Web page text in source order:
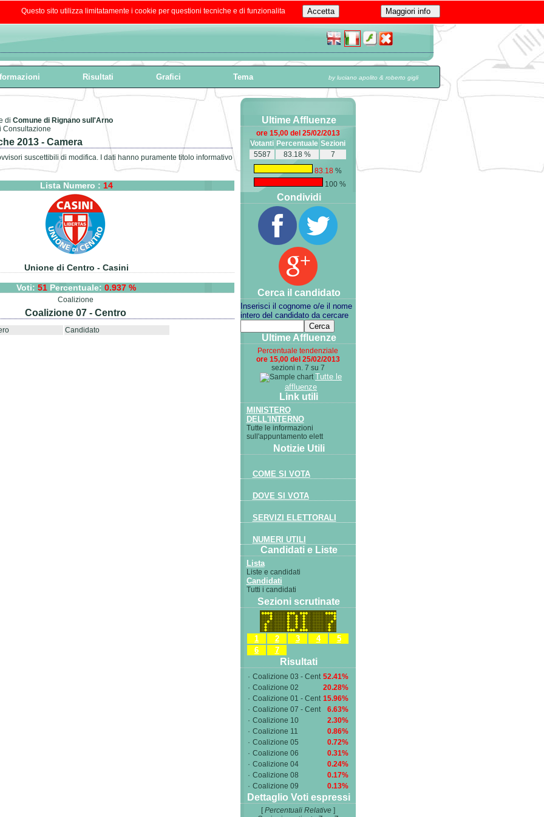
Risultati Grafici Tema by luciano apolito & roberto gigli
di Comune di Rignano sull'Arno
Consultazione
2013 - Camera
suscettibili di modifica. I dati hanno puramente titolo informativo
Lista Numero : 14
Unione di Centro - Casini
Voti: 51 Percentuale: 0.937 %
Coalizione
Coalizione 07 - Centro
Candidato
Ultime Affluenze
ore 15,00 del 25/02/2013
Votanti Percentuale Sezioni
5587
83.18 %
7
83.18 %
100 %
Condividi
Cerca il candidato
Inserisci il cognome o/e il nome
intero del candidato da cercare
Ultime Affluenze
Percentuale tendenziale
ore 15,00 del 25/02/2013
sezioni n. 7 su 7
Tutte le
affluenze
Link utili
MINISTERO
DELL'INTERNO
Tutte le informazioni
sull'appuntamento elett
Notizie Utili
COME SI VOTA
DOVE SI VOTA
SERVIZI ELETTORALI
NUMERI UTILI
Candidati e Liste
Lista
Liste e candidati
Candidati
Tutti i candidati
Sezioni scrutinate
1 2 3 4
5
6
7
Risultati
· Coalizione 03 - Cent 52.41%
· Coalizione 02
20.28%
· Coalizione 01 - Cent 15.96%
· Coalizione 07 - Cent
6.63%
· Coalizione 10
2.30%
· Coalizione 11
0.86%
· Coalizione 05
0.72%
· Coalizione 06
0.31%
· Coalizione 04
0.24%
· Coalizione 08
0.17%
· Coalizione 09 0.13%
Dettaglio Voti espressi
[Percentuali Relative]
Questo sito utilizza limitatamente i cookie per questioni tecniche e di funzionalita